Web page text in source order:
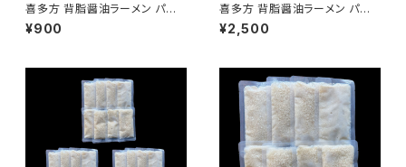
喜多方 背脂醤油ラーメン パー
フェクトラーメン喜多方 こってり
2食 生麺 常温 会津ブランド館
¥900
喜多方 背脂醤油ラーメン パー
フェクトラーメン喜多方 こってり
6食 生麺 常温 会津ブランド館
¥2,500